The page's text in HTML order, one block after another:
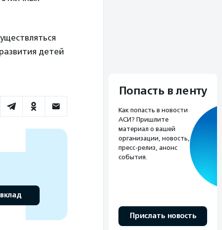
детей
Попасть в ленту
Как попасть в новости
АСИ? Пришлите
материал о вашей
организации, новость,
пресс-релиз, анонс
события.
Прислать новость